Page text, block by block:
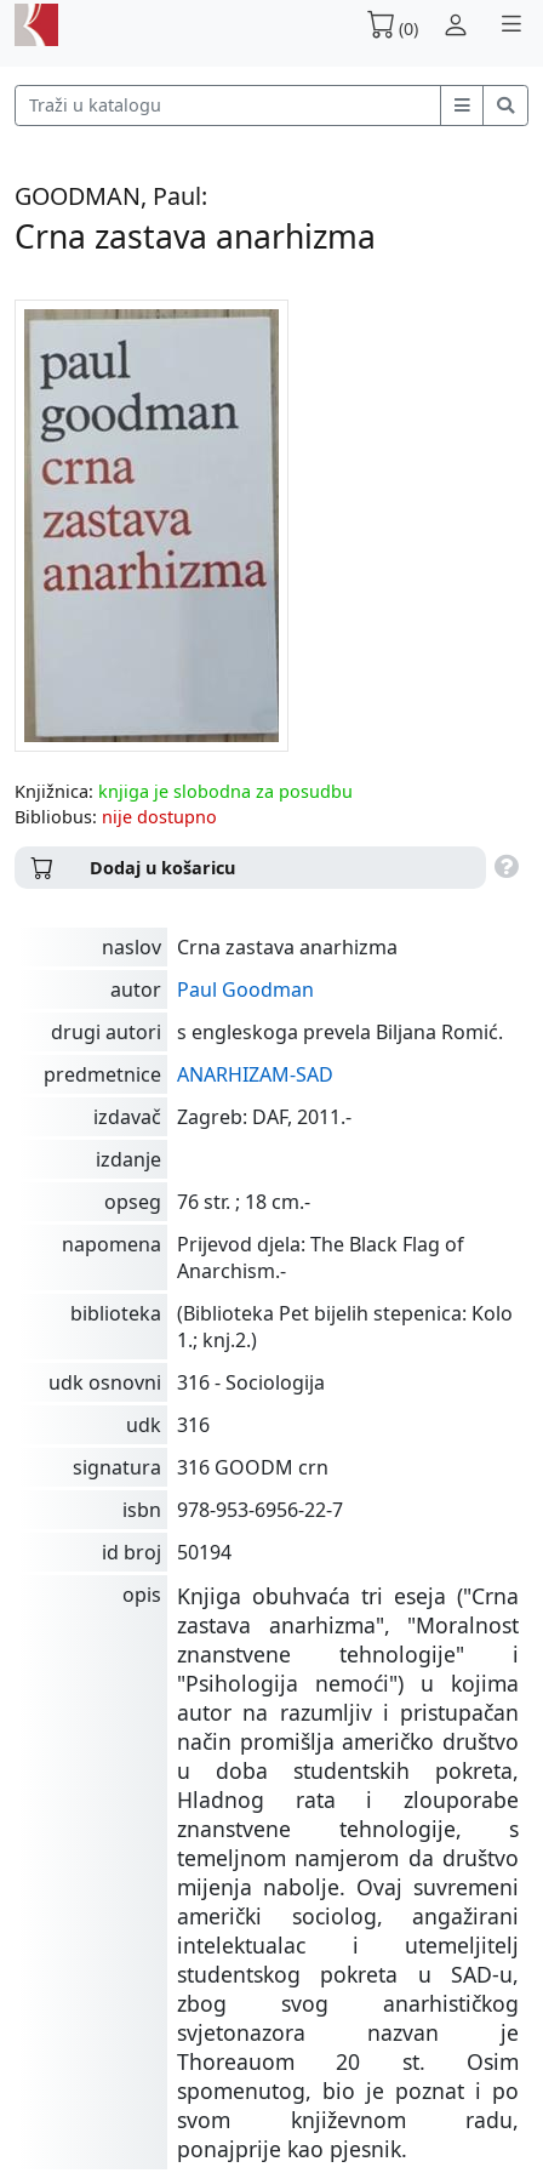
(0)
GOODMAN, Paul:
Crna zastava anarhizma
Knjižnica: knjiga je slobodna za posudbu
Bibliobus: nije dostupno
Dodaj u košaricu
naslov
Crna zastava anarhizma
autor
Paul Goodman
drugi autori
s engleskoga prevela Biljana Romić.
predmetnice ANARHIZAM-SAD
izdavač
Zagreb: DAF, 2011.-
izdanje
opseg
76 str. ; 18 cm.-
napomena
Prijevod djela: The Black Flag of
Anarchism.-
biblioteka
(Biblioteka Pet bijelih stepenica: Kolo
1.; knj.2.)
udk osnovni
316 - Sociologija
udk 316
signatura
316 GOODM crn
isbn
978-953-6956-22-7
id broj
50194
opis
Knjiga obuhvaća tri eseja ("Crna
zastava anarhizma", "Moralnost
znanstvene tehnologije" i
"Psihologija nemoći") u kojima
autor na razumljiv i pristupačan
način promišlja američko društvo
u doba studentskih pokreta,
Hladnog rata i zlouporabe
znanstvene tehnologije, s
temeljnom namjerom da društvo
mijenja nabolje. Ovaj suvremeni
američki sociolog, angažirani
intelektualac i utemeljitelj
studentskog pokreta u SAD-u,
zbog svog anarhističkog
svjetonazora nazvan je
Thoreauom 20 st. Osim
spomenutog, bio je poznat i po
svom književnom radu,
ponajprije kao pjesnik.